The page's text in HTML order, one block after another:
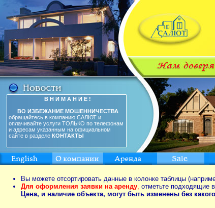
В Н И М А Н И Е !
ВО ИЗБЕЖАНИЕ МОШЕННИЧЕСТВА
обращайтесь в компанию САЛЮТ и
оплачивайте услуги ТОЛЬКО по телефонам
и адресам указанным на официальном
сайте в разделе КОНТАКТЫ
Вы можете отсортировать данные в колонке таблицы
Для оформления заявки на аренду, отметьте подходящие
Цена, и наличие объекта, могут быть изменены без